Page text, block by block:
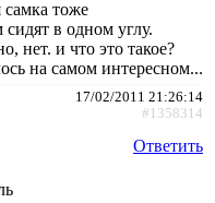
самка тоже
в одном углу.
нет. и что это такое?
на самом интересном...
17/02/2011 21:26:14
#1358314
Ответить